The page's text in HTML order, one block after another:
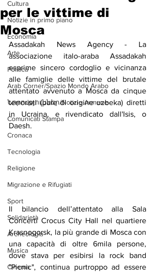
Cultura
Notizie in primo piano
Economia
Arte
Politica
Arab Corner/Spazio Mondo Arabo
Նորություններ/Notizie Armene
Comunicati Stampa
Cronaca
Tecnologia
Religione
Migrazione e Rifugiati
Sport
Solidarietà
Archeologia
Musica
Cinema
per le vittime di
Mosca
Assadakah News Agency - La
associazione italo-araba Assadakah
esprime sincero cordoglio e vicinanza
alle famiglie delle vittime del brutale
attentato avvenuto a Mosca da cinque
terroristi (pare di origine uzbeka) diretti
in Ucraina, e rivendicato dall'Isis, o
Daesh.
Il bilancio dell’attentato alla Sala
Concerti Crocus City Hall nel quartiere
Krasnogorsk, la più grande di Mosca con
una capacità di oltre 6mila persone,
dove stava per esibirsi la rock band
"Picnic", continua purtroppo ad essere